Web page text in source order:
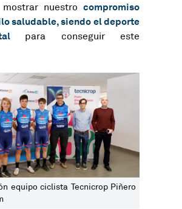
nuestro compromiso
saludable, siendo el deporte
para conseguir este
equipo ciclista Tecnicrop Piñero